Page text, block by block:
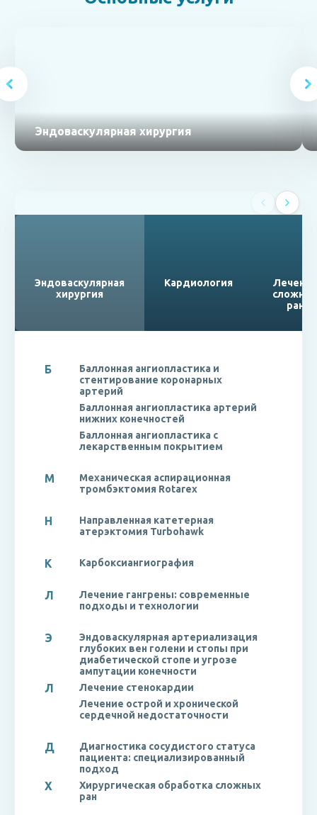
Эндоваскулярная хирургия
Эндоваскулярная
хирургия
Кардиология
Лечение
ран
Б
Баллонная ангиопластика и
стентирование коронарных
артерий
Баллонная ангиопластика артерий
нижних конечностей
Баллонная ангиопластика с
лекарственным покрытием
М
Механическая аспирационная
тромбэктомия Rotarex
Н
Направленная катетерная
атерэктомия Turbohawk
К Карбоксиангиография
Л
Лечение гангрены: современные
подходы и технологии
Э
Эндоваскулярная артериализация
глубоких вен голени и стопы при
диабетической стопе и угрозе
ампутации конечности
Л
Лечение стенокардии
Лечение острой и хронической
сердечной недостаточности
Д
Диагностика сосудистого статуса
пациента: специализированный
подход
Х
Хирургическая обработка сложных
ран